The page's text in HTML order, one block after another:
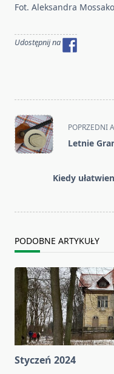
Fot. Aleksandra
Udostępnij na
<span
class="nav-
subtitle
POPRZEDNI
Letnie
Kiedy
PODOBNE ARTYKUŁY
Styczeń 2024